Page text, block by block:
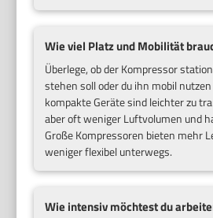
Wie viel Platz und Mobilität
Überlege, ob der Kompressor
stehen soll oder du ihn mobil
kompakte Geräte sind leichter zu
aber oft weniger Luftvolumen und
Große Kompressoren bieten mehr
weniger flexibel unterwegs.
Wie intensiv möchtest du